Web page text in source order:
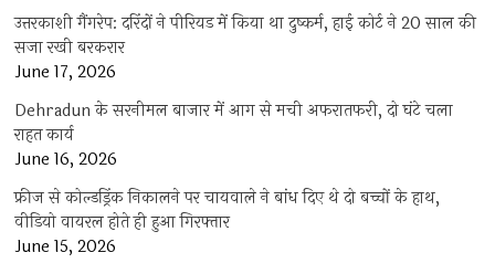
उत्तरकाशी गैंगरेप: दरिंदों ने पीरियड में किया था दुष्कर्म, हाई कोर्ट ने 20 साल की
सजा रखी बरकरार
June 17, 2026
Dehradun के सरनीमल बाजार में आग से मची अफरातफरी, दो घंटे चला
राहत कार्य
June 16, 2026
फ्रीज से कोल्डड्रिंक निकालने पर चायवाले ने बांध दिए थे दो बच्चों के हाथ,
वीडियो वायरल होते ही हुआ गिरफ्तार
June 15, 2026